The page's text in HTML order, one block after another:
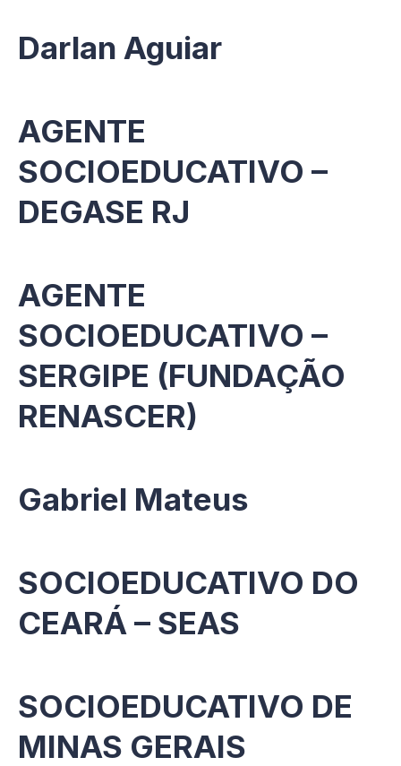
Darlan Aguiar
AGENTE
SOCIOEDUCATIVO –
DEGASE RJ
AGENTE
SOCIOEDUCATIVO –
SERGIPE (FUNDAÇÃO
RENASCER)
Gabriel Mateus
SOCIOEDUCATIVO DO
CEARÁ – SEAS
SOCIOEDUCATIVO DE
MINAS GERAIS